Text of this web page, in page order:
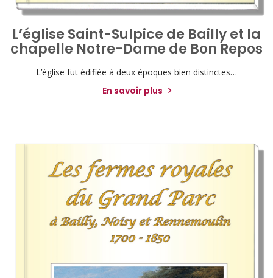
L’église Saint-Sulpice de Bailly et la
chapelle Notre-Dame de Bon Repos
L’église fut édifiée à deux époques bien distinctes…
En savoir plus